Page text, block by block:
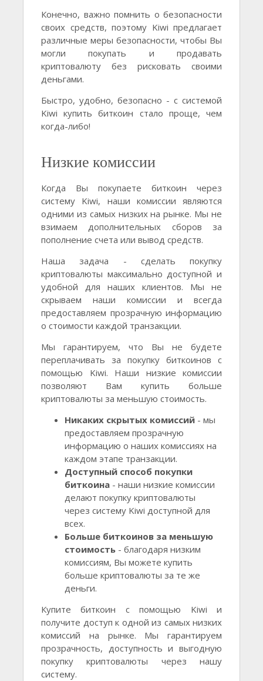
Конечно, важно помнить о безопасности
своих средств, поэтому Kiwi предлагает
различные меры безопасности, чтобы Вы
могли покупать и продавать
криптовалюту без рисковать своими
деньгами.
Быстро, удобно, безопасно - с системой
Kiwi купить биткоин стало проще, чем
когда-либо!
Низкие комиссии
Когда Вы покупаете биткоин через
систему Kiwi, наши комиссии являются
одними из самых низких на рынке. Мы не
взимаем дополнительных сборов за
пополнение счета или вывод средств.
Наша задача - сделать покупку
криптовалюты максимально доступной и
удобной для наших клиентов. Мы не
скрываем наши комиссии и всегда
предоставляем прозрачную информацию
о стоимости каждой транзакции.
Мы гарантируем, что Вы не будете
переплачивать за покупку биткоинов с
помощью Kiwi. Наши низкие комиссии
позволяют Вам купить больше
криптовалюты за меньшую стоимость.
Никаких скрытых комиссий - мы
предоставляем прозрачную
информацию о наших комиссиях на
каждом этапе транзакции.
Доступный способ покупки
биткоина - наши низкие комиссии
делают покупку криптовалюты
через систему Kiwi доступной для
всех.
Больше биткоинов за меньшую
стоимость - благодаря низким
комиссиям, Вы можете купить
больше криптовалюты за те же
деньги.
Купите биткоин с помощью Kiwi и
получите доступ к одной из самых низких
комиссий на рынке. Мы гарантируем
прозрачность, доступность и выгодную
покупку криптовалюты через нашу
систему.